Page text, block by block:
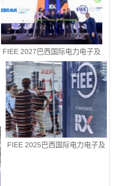
FIEE 2027巴西国际电力电子及
智能能源展销售正式启动
FIEE 2025巴西国际电力电子及